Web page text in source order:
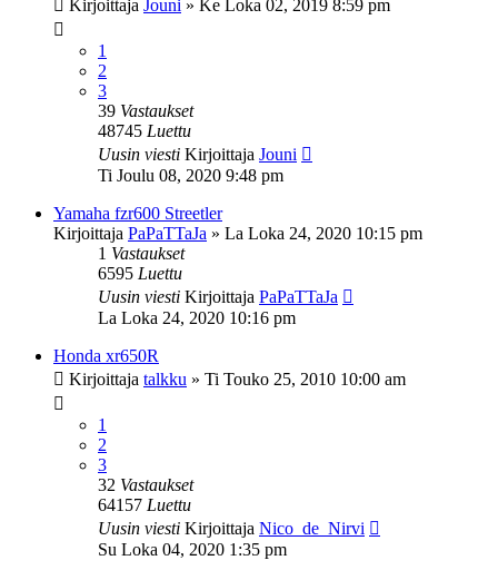
Kirjoittaja Jouni » Ke Loka 02, 2019 8:59 pm
1
2
3
39 Vastaukset
48745 Luettu
Uusin viesti Kirjoittaja Jouni
Ti Joulu 08, 2020 9:48 pm
Yamaha fzr600 Streetler
Kirjoittaja PaPaTTaJa » La Loka 24, 2020 10:15 pm
1 Vastaukset
6595 Luettu
Uusin viesti Kirjoittaja PaPaTTaJa
La Loka 24, 2020 10:16 pm
Honda xr650R
Kirjoittaja talkku » Ti Touko 25, 2010 10:00 am
1
2
3
32 Vastaukset
64157 Luettu
Uusin viesti Kirjoittaja Nico_de_Nirvi
Su Loka 04, 2020 1:35 pm